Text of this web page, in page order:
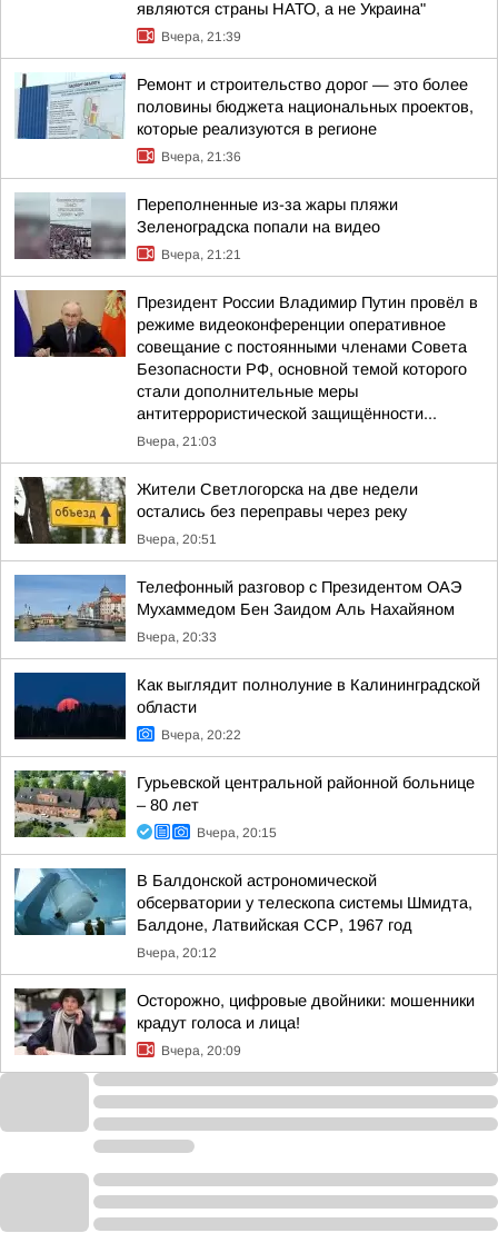
являются страны НАТО, а не Украина"
Вчера, 21:39
Ремонт и строительство дорог — это более
половины бюджета национальных проектов,
которые реализуются в регионе
Вчера, 21:36
Переполненные из-за жары пляжи
Зеленоградска попали на видео
Вчера, 21:21
Президент России Владимир Путин провёл в
режиме видеоконференции оперативное
совещание с постоянными членами Совета
Безопасности РФ, основной темой которого
стали дополнительные меры
антитеррористической защищённости...
Вчера, 21:03
Жители Светлогорска на две недели
остались без переправы через реку
Вчера, 20:51
Телефонный разговор с Президентом ОАЭ
Мухаммедом Бен Заидом Аль Нахайяном
Вчера, 20:33
Как выглядит полнолуние в Калининградской
области
Вчера, 20:22
Гурьевской центральной районной больнице
– 80 лет
Вчера, 20:15
В Балдонской астрономической
обсерватории у телескопа системы Шмидта,
Балдоне, Латвийская ССР, 1967 год
Вчера, 20:12
Осторожно, цифровые двойники: мошенники
крадут голоса и лица!
Вчера, 20:09